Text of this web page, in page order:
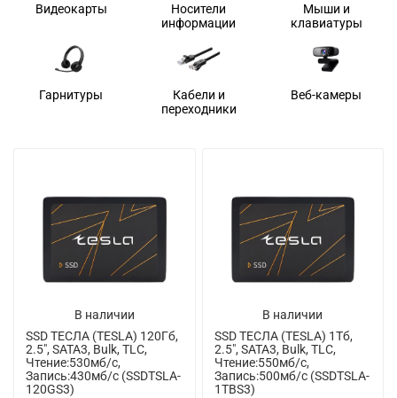
Видеокарты
Носители
информации
Мыши и
клавиатуры
Гарнитуры
Кабели и
переходники
Веб-камеры
В наличии
SSD ТЕСЛА (TESLA) 120Гб,
2.5", SATA3, Bulk, TLC,
Чтение:530мб/с,
Запись:430мб/с (SSDTSLA-
120GS3)
В наличии
SSD ТЕСЛА (TESLA) 1Тб,
2.5", SATA3, Bulk, TLC,
Чтение:550мб/с,
Запись:500мб/с (SSDTSLA-
1TBS3)